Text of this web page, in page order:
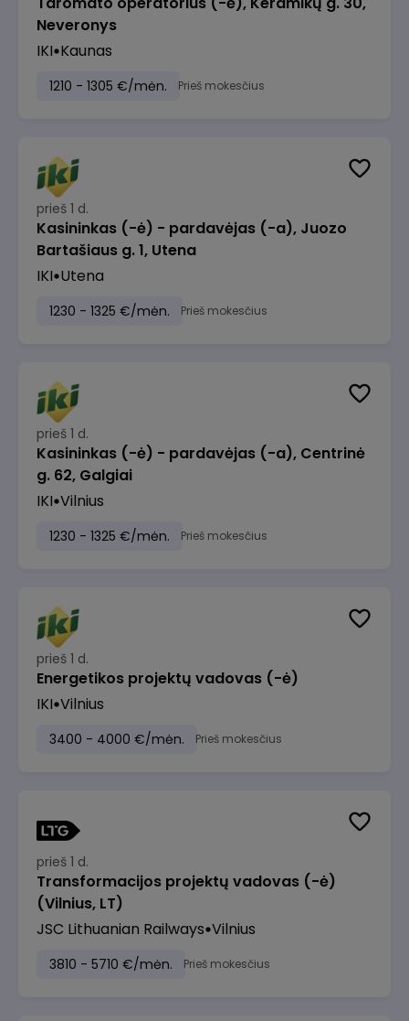
Neveronys
IKI Kaunas
1210 - 1305 €/mėn. Prieš mokesčius
prieš 1 d.
Kasininkas (-ė) - pardavėjas (-a), Juozo
Bartašiaus g. 1, Utena
IKI Utena
1230 - 1325 €/mėn. Prieš mokesčius
prieš 1 d.
Kasininkas (-ė) - pardavėjas (-a), Centrinė
g. 62, Galgiai
IKI Vilnius
1230 - 1325 €/mėn. Prieš mokesčius
prieš 1 d.
Energetikos projektų vadovas (-ė)
IKI Vilnius
3400 - 4000 €/mėn. Prieš mokesčius
prieš 1 d.
Transformacijos projektų vadovas (-ė)
(Vilnius, LT)
JSC Lithuanian Railways Vilnius
3810 - 5710 €/mėn. Prieš mokesčius